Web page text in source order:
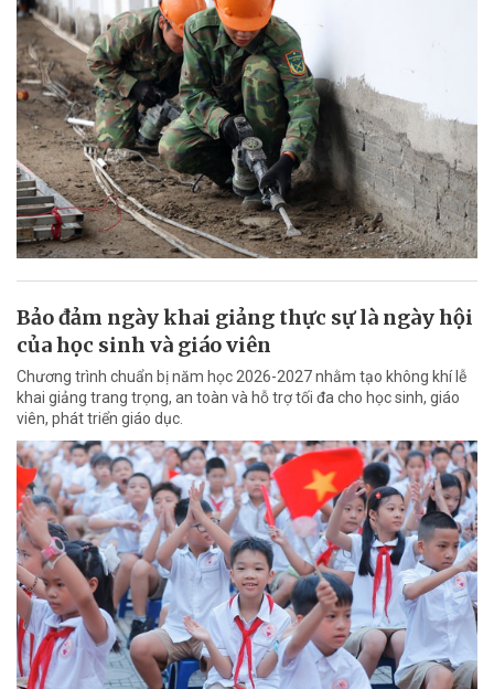
Bảo đảm ngày khai giảng thực sự là ngày hội
của học sinh và giáo viên
Chương trình chuẩn bị năm học 2026-2027 nhằm tạo không khí lễ
khai giảng trang trọng, an toàn và hỗ trợ tối đa cho học sinh, giáo
viên, phát triển giáo dục.